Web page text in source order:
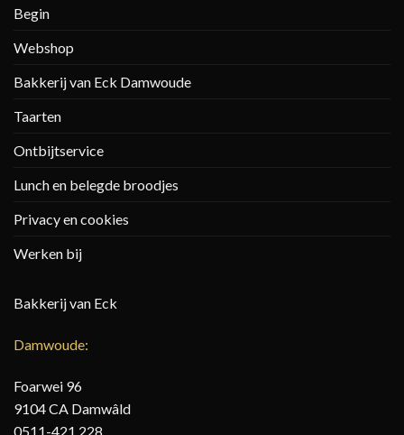
Begin
Webshop
Bakkerij van Eck Damwoude
Taarten
Ontbijtservice
Lunch en belegde broodjes
Privacy en cookies
Werken bij
Bakkerij van Eck
Damwoude:
Foarwei 96
9104 CA Damwâld
0511-421 228